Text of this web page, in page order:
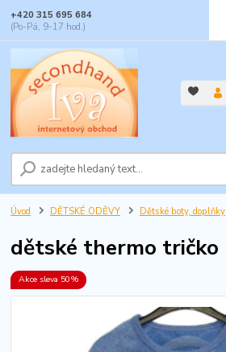
+420 315 695 684
(Po-Pá, 9-17 hod.)
Úvod DĚTSKÉ ODĚVY Dětské boty, doplňky
dětské thermo tričko
Akce sleva 50%